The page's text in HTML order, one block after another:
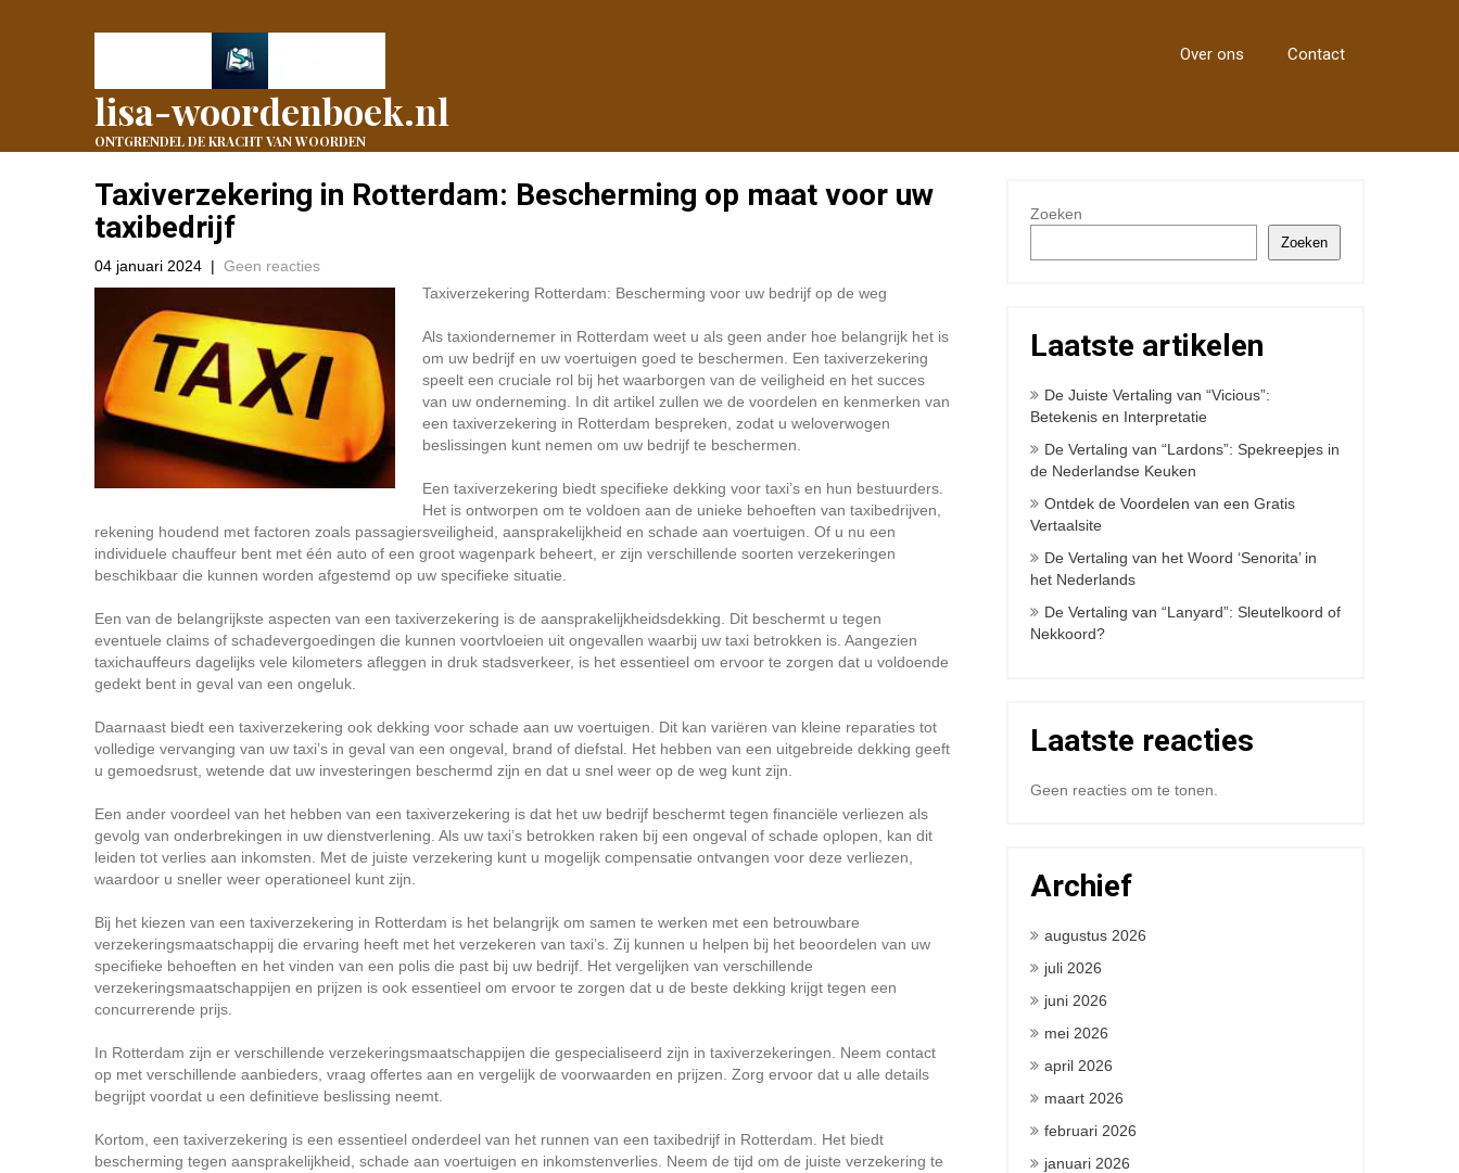
lisa-woordenboek.nl
ONTGRENDEL DE KRACHT VAN WOORDEN
Over ons Contact
Taxiverzekering in Rotterdam: Bescherming op maat voor uw
taxibedrijf
04 januari 2024 | Geen reacties
Taxiverzekering Rotterdam: Bescherming voor uw bedrijf op de weg
Als taxiondernemer in Rotterdam weet u als geen ander hoe belangrijk het is
om uw bedrijf en uw voertuigen goed te beschermen. Een taxiverzekering
speelt een cruciale rol bij het waarborgen van de veiligheid en het succes
van uw onderneming. In dit artikel zullen we de voordelen en kenmerken van
een taxiverzekering in Rotterdam bespreken, zodat u weloverwogen
beslissingen kunt nemen om uw bedrijf te beschermen.
Een taxiverzekering biedt specifieke dekking voor taxi’s en hun bestuurders.
Het is ontworpen om te voldoen aan de unieke behoeften van taxibedrijven,
rekening houdend met factoren zoals passagiersveiligheid, aansprakelijkheid en schade aan voertuigen. Of u nu een
individuele chauffeur bent met één auto of een groot wagenpark beheert, er zijn verschillende soorten verzekeringen
beschikbaar die kunnen worden afgestemd op uw specifieke situatie.
Een van de belangrijkste aspecten van een taxiverzekering is de aansprakelijkheidsdekking. Dit beschermt u tegen
eventuele claims of schadevergoedingen die kunnen voortvloeien uit ongevallen waarbij uw taxi betrokken is. Aangezien
taxichauffeurs dagelijks vele kilometers afleggen in druk stadsverkeer, is het essentieel om ervoor te zorgen dat u voldoende
gedekt bent in geval van een ongeluk.
Daarnaast biedt een taxiverzekering ook dekking voor schade aan uw voertuigen. Dit kan variëren van kleine reparaties tot
volledige vervanging van uw taxi’s in geval van een ongeval, brand of diefstal. Het hebben van een uitgebreide dekking geeft
u gemoedsrust, wetende dat uw investeringen beschermd zijn en dat u snel weer op de weg kunt zijn.
Een ander voordeel van het hebben van een taxiverzekering is dat het uw bedrijf beschermt tegen financiële verliezen als
gevolg van onderbrekingen in uw dienstverlening. Als uw taxi’s betrokken raken bij een ongeval of schade oplopen, kan dit
leiden tot verlies aan inkomsten. Met de juiste verzekering kunt u mogelijk compensatie ontvangen voor deze verliezen,
waardoor u sneller weer operationeel kunt zijn.
Bij het kiezen van een taxiverzekering in Rotterdam is het belangrijk om samen te werken met een betrouwbare
verzekeringsmaatschappij die ervaring heeft met het verzekeren van taxi’s. Zij kunnen u helpen bij het beoordelen van uw
specifieke behoeften en het vinden van een polis die past bij uw bedrijf. Het vergelijken van verschillende
verzekeringsmaatschappijen en prijzen is ook essentieel om ervoor te zorgen dat u de beste dekking krijgt tegen een
concurrerende prijs.
In Rotterdam zijn er verschillende verzekeringsmaatschappijen die gespecialiseerd zijn in taxiverzekeringen. Neem contact
op met verschillende aanbieders, vraag offertes aan en vergelijk de voorwaarden en prijzen. Zorg ervoor dat u alle details
begrijpt voordat u een definitieve beslissing neemt.
Kortom, een taxiverzekering is een essentieel onderdeel van het runnen van een taxibedrijf in Rotterdam. Het biedt
bescherming tegen aansprakelijkheid, schade aan voertuigen en inkomstenverlies. Neem de tijd om de juiste verzekering te
Zoeken
Zoeken
Laatste artikelen
De Juiste Vertaling van “Vicious”:
Betekenis en Interpretatie
De Vertaling van “Lardons”: Spekreepjes in
de Nederlandse Keuken
Ontdek de Voordelen van een Gratis
Vertaalsite
De Vertaling van het Woord ‘Senorita’ in
het Nederlands
De Vertaling van “Lanyard”: Sleutelkoord of
Nekkoord?
Laatste reacties
Geen reacties om te tonen.
Archief
augustus 2026
juli 2026
juni 2026
mei 2026
april 2026
maart 2026
februari 2026
januari 2026